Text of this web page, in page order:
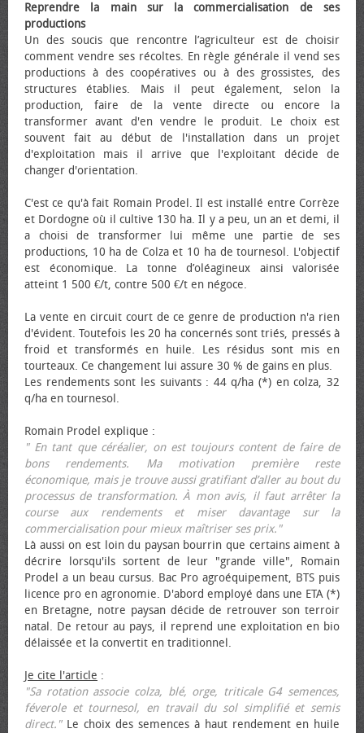
Reprendre la main sur la commercialisation de ses
productions
Un des soucis que rencontre l’agriculteur est de choisir
comment vendre ses récoltes. En règle générale il vend ses
productions à des coopératives ou à des grossistes, des
structures établies. Mais il peut également, selon la
production, faire de la vente directe ou encore la
transformer avant d'en vendre le produit. Le choix est
souvent fait au début de l'installation dans un projet
d'exploitation mais il arrive que l'exploitant décide de
changer d'orientation.
C'est ce qu'à fait Romain Prodel. Il est installé entre Corrèze
et Dordogne où il cultive 130 ha. Il y a peu, un an et demi, il
a choisi de transformer lui même une partie de ses
productions, 10 ha de Colza et 10 ha de tournesol. L'objectif
est économique. La tonne d’oléagineux ainsi valorisée
atteint 1 500 €/t, contre 500 €/t en négoce.
La vente en circuit court de ce genre de production n'a rien
d'évident. Toutefois les 20 ha concernés sont triés, pressés à
froid et transformés en huile. Les résidus sont mis en
tourteaux. Ce changement lui assure 30 % de gains en plus.
Les rendements sont les suivants : 44 q/ha (*) en colza, 32
q/ha en tournesol.
Romain Prodel explique :
" En tant que céréalier, on est toujours content de faire de
bons rendements. Ma motivation première reste
économique, mais je trouve aussi gratifiant d’aller au bout du
processus de transformation. À mon avis, il faut arrêter la
course aux rendements et miser davantage sur la
commercialisation pour mieux maîtriser ses prix."
Là aussi on est loin du paysan bourrin que certains aiment à
décrire lorsqu'ils sortent de leur "grande ville", Romain
Prodel a un beau cursus. Bac Pro agroéquipement, BTS puis
licence pro en agronomie. D'abord employé dans une ETA (*)
en Bretagne, notre paysan décide de retrouver son terroir
natal. De retour au pays, il reprend une exploitation en bio
délaissée et la convertit en traditionnel.
Je cite l'article :
"Sa rotation associe colza, blé, orge, triticale G4 semences,
féverole et tournesol, en travail du sol simplifié et semis
direct."Le choix des semences à haut rendement en huile